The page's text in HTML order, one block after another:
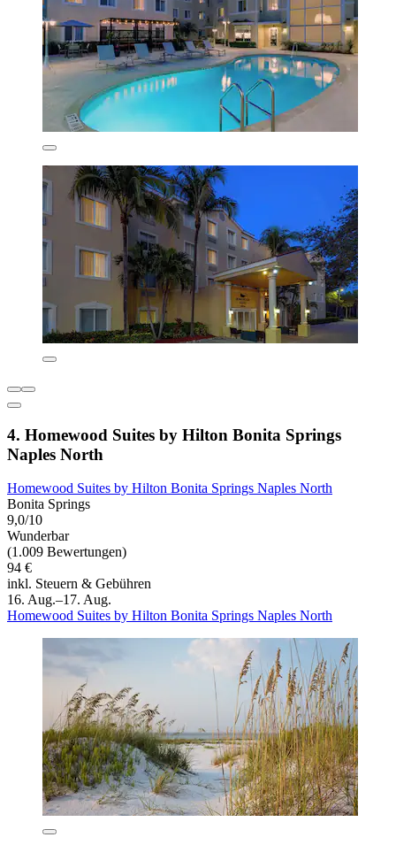
4. Homewood Suites by Hilton Bonita Springs
Naples North
Homewood Suites by Hilton Bonita Springs Naples North
Bonita Springs
9,0/10
Wunderbar
(1.009 Bewertungen)
94 €
inkl. Steuern & Gebühren
16. Aug.–17. Aug.
Homewood Suites by Hilton Bonita Springs Naples North